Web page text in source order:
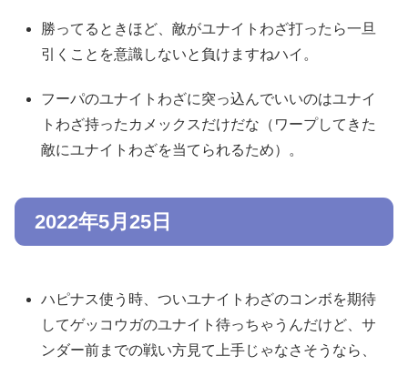
勝ってるときほど、敵がユナイトわざ打ったら一旦
引くことを意識しないと負けますねハイ。
フーパのユナイトわざに突っ込んでいいのはユナイ
トわざ持ったカメックスだけだな（ワープしてきた
敵にユナイトわざを当てられるため）。
2022年5月25日
ハピナス使う時、ついユナイトわざのコンボを期待
してゲッコウガのユナイト待っちゃうんだけど、サ
ンダー前までの戦い方見て上手じゃなさそうなら、